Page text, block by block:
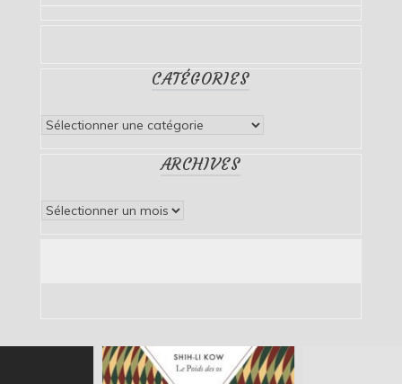
CATÉGORIES
Catégories
ARCHIVES
Archives